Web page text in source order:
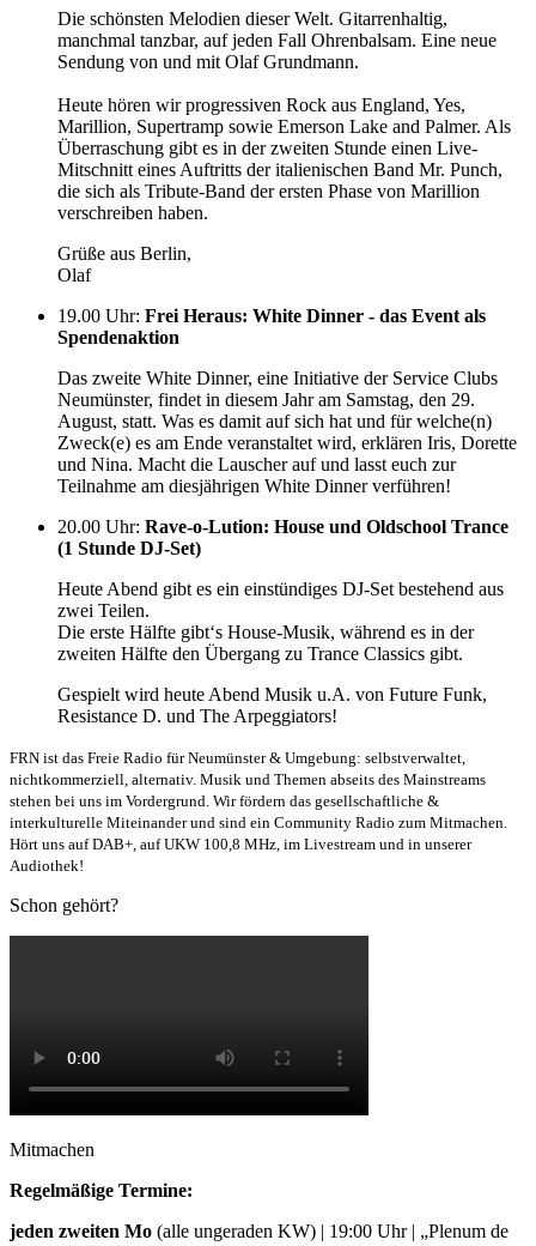
Die schönsten Melodien dieser Welt. Gitarrenhaltig,
manchmal tanzbar, auf jeden Fall Ohrenbalsam. Eine neue
Sendung von und mit Olaf Grundmann.
Heute hören wir progressiven Rock aus England, Yes,
Marillion, Supertramp sowie Emerson Lake and Palmer. Als
Überraschung gibt es in der zweiten Stunde einen Live-
Mitschnitt eines Auftritts der italienischen Band Mr. Punch,
die sich als Tribute-Band der ersten Phase von Marillion
verschreiben haben.
Grüße aus Berlin,
Olaf
19.00 Uhr: Frei Heraus: White Dinner - das Event als
Spendenaktion
Das zweite White Dinner, eine Initiative der Service Clubs
Neumünster, findet in diesem Jahr am Samstag, den 29.
August, statt. Was es damit auf sich hat und für welche(n)
Zweck(e) es am Ende veranstaltet wird, erklären Iris, Dorette
und Nina. Macht die Lauscher auf und lasst euch zur
Teilnahme am diesjährigen White Dinner verführen!
20.00 Uhr: Rave-o-Lution: House und Oldschool Trance
(1 Stunde DJ-Set)
Heute Abend gibt es ein einstündiges DJ-Set bestehend aus
zwei Teilen.
Die erste Hälfte gibt‘s House-Musik, während es in der
zweiten Hälfte den Übergang zu Trance Classics gibt.
Gespielt wird heute Abend Musik u.A. von Future Funk,
Resistance D. und The Arpeggiators!
FRN ist das Freie Radio für Neumünster & Umgebung: selbstverwaltet,
nichtkommerziell, alternativ. Musik und Themen abseits des Mainstreams
stehen bei uns im Vordergrund. Wir fördern das gesellschaftliche &
interkulturelle Miteinander und sind ein Community Radio zum Mitmachen.
Hört uns auf DAB+, auf UKW 100,8 MHz, im Livestream und in unserer
Audiothek!
Schon gehört?
Mitmachen
Regelmäßige Termine:
jeden zweiten Mo (alle ungeraden KW) | 19:00 Uhr | „Plenum de